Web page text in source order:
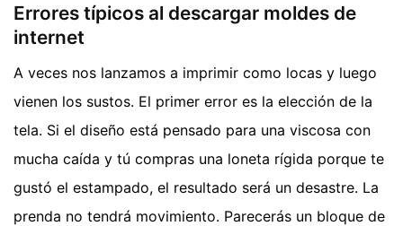
Errores típicos al descargar moldes de
internet
A veces nos lanzamos a imprimir como locas y luego
vienen los sustos. El primer error es la elección de la
tela. Si el diseño está pensado para una viscosa con
mucha caída y tú compras una loneta rígida porque te
gustó el estampado, el resultado será un desastre. La
prenda no tendrá movimiento. Parecerás un bloque de